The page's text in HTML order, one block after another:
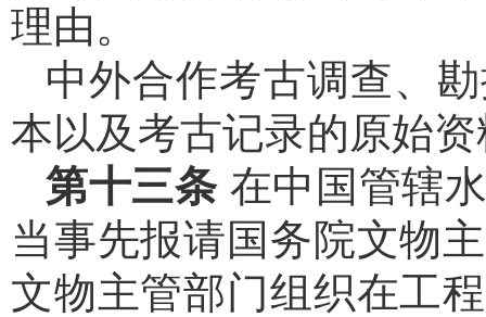
理由。
中外合作考古调查、
本以及考古记录的原始
第十三条 在中国管辖
当事先报请国务院文物
文物主管部门组织在工